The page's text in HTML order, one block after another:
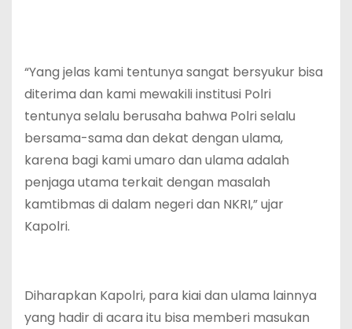
“Yang jelas kami tentunya sangat bersyukur bisa
diterima dan kami mewakili institusi Polri
tentunya selalu berusaha bahwa Polri selalu
bersama-sama dan dekat dengan ulama,
karena bagi kami umaro dan ulama adalah
penjaga utama terkait dengan masalah
kamtibmas di dalam negeri dan NKRI,” ujar
Kapolri.
Diharapkan Kapolri, para kiai dan ulama lainnya
yang hadir di acara itu bisa memberi masukan